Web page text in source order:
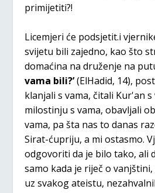
primijetiti?!
Licemjeri će podsjetit.i
svijetu bili zajedno, kao što
domaćina na druženje na
vama bili?’(ElHadid, 14),
klanjali s vama, čitali Kur'an
milostinju s vama, obavljali
vama, pa šta nas to danas
Sirat-ćupriju, a mi ostasmo.
odgovoriti da je bilo tako, ali
samo kada je riječ o
uz svakog ateistu,